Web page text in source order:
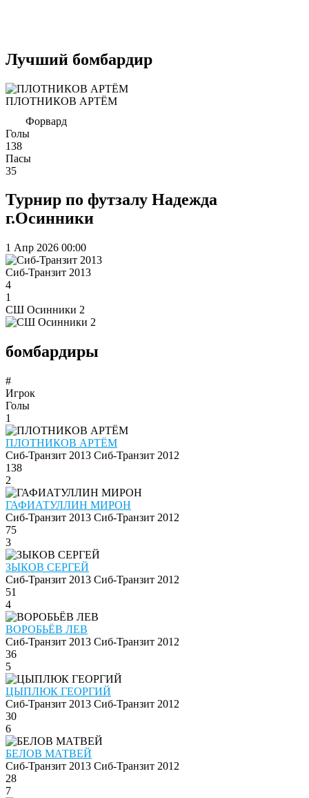
Лучший бомбардир
ПЛОТНИКОВ АРТЁМ
Форвард
Голы
138
Пасы
35
Турнир по футзалу Надежда
г.Осинники
1 Апр 2026 00:00
Сиб-Транзит 2013
4
1
СШ Осинники 2
бомбардиры
#
Игрок
Голы
1
ПЛОТНИКОВ АРТЁМ
Сиб-Транзит 2013 Сиб-Транзит 2012
138
2
ГАФИАТУЛЛИН МИРОН
Сиб-Транзит 2013 Сиб-Транзит 2012
75
3
ЗЫКОВ СЕРГЕЙ
Сиб-Транзит 2013 Сиб-Транзит 2012
51
4
ВОРОБЬЁВ ЛЕВ
Сиб-Транзит 2013 Сиб-Транзит 2012
36
5
ЦЫПЛЮК ГЕОРГИЙ
Сиб-Транзит 2013 Сиб-Транзит 2012
30
6
БЕЛОВ МАТВЕЙ
Сиб-Транзит 2013 Сиб-Транзит 2012
28
7